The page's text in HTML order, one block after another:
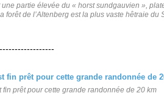
partie élevée du « horst sundgauvien »,
forêt de l’Altenberg est la plus vaste hêtraie du
prêt pour cette grande randonnée de 20 km